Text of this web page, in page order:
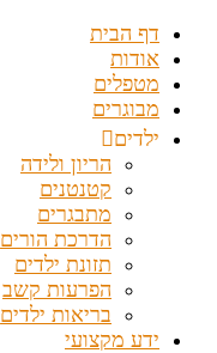
דף הבית
אודות
מטפלים
מבוגרים
ילדים
הריון ולידה
קטנטנים
מתבגרים
הדרכת הורים
תזונת ילדים
הפרעות קשב
בריאות ילדים
ידע מקצועי